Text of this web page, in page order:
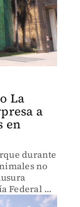
La
a
en
durante
no
Federal de